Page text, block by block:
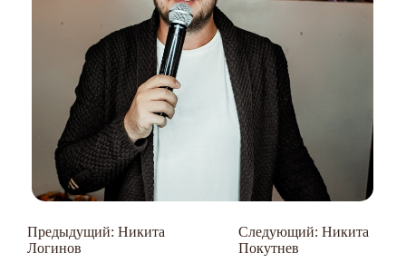
Навигация
по
Предыдущий: Никита
Логинов
Следующий: Никита
Покутнев